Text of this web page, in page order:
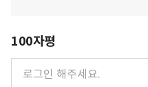
100자평